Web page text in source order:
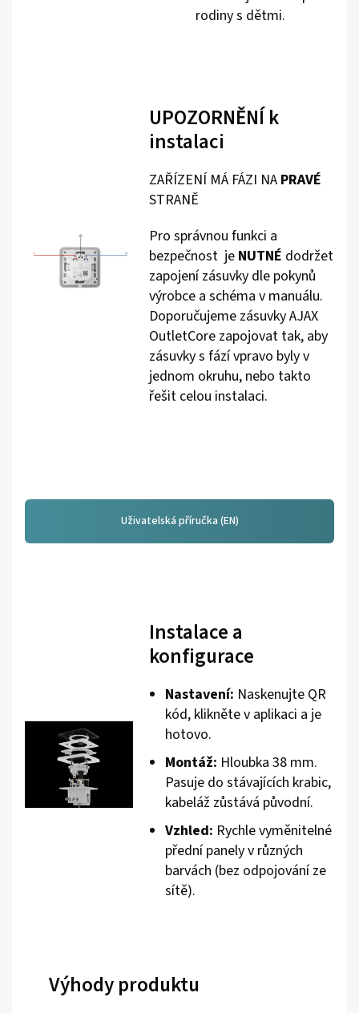
rodiny s dětmi.
UPOZORNĚNÍ k
instalaci
ZAŘÍZENÍ MÁ FÁZI NA PRAVÉ
STRANĚ
Pro správnou funkci a
bezpečnost je NUTNÉ dodržet
zapojení zásuvky dle pokynů
výrobce a schéma v manuálu.
Doporučujeme zásuvky AJAX
OutletCore zapojovat tak, aby
zásuvky s fází vpravo byly v
jednom okruhu, nebo takto
řešit celou instalaci.
Uživatelská příručka (EN)
Instalace a
konfigurace
Nastavení: Naskenujte QR
kód, klikněte v aplikaci a je
hotovo.
Montáž: Hloubka 38 mm.
Pasuje do stávajících krabic,
kabeláž zůstává původní.
Vzhled: Rychle vyměnitelné
přední panely v různých
barvách (bez odpojování ze
sítě).
Výhody produktu